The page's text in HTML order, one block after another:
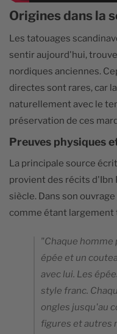
Origines dans la
Les tatouages
sentir aujourd'hui,
nordiques anciennes.
directes sont rares, car
naturellement avec le
préservation de ces
Preuves physiques
La principale source
provient des récits d'Ibn
siècle. Dans son ouvrage
comme étant largement
"Chaque homme
épée et un
avec lui. Les
style franc.
ongles jusqu'au
figures et autres